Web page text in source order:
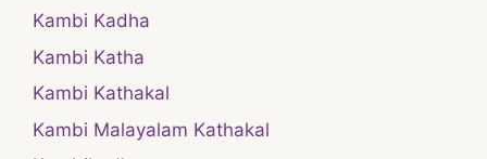
Kambi Kadha
Kambi Katha
Kambi Kathakal
Kambi Malayalam Kathakal